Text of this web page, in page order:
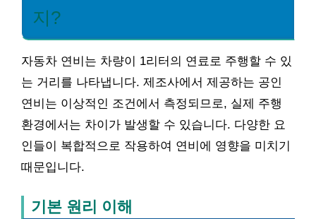
지?
자동차 연비는 차량이 1리터의 연료로 주행할 수 있
는 거리를 나타냅니다. 제조사에서 제공하는 공인
연비는 이상적인 조건에서 측정되므로, 실제 주행
환경에서는 차이가 발생할 수 있습니다. 다양한 요
인들이 복합적으로 작용하여 연비에 영향을 미치기
때문입니다.
기본 원리 이해